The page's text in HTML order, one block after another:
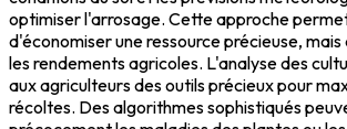
optimiser l'arrosage. Cette approche
d'économiser une ressource précieuse,
les rendements agricoles. L'analyse des
aux agriculteurs des outils précieux pour
récoltes. Des algorithmes sophistiqués